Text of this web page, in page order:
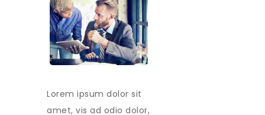
Lorem ipsum dolor sit
amet, vis ad odio dolor,